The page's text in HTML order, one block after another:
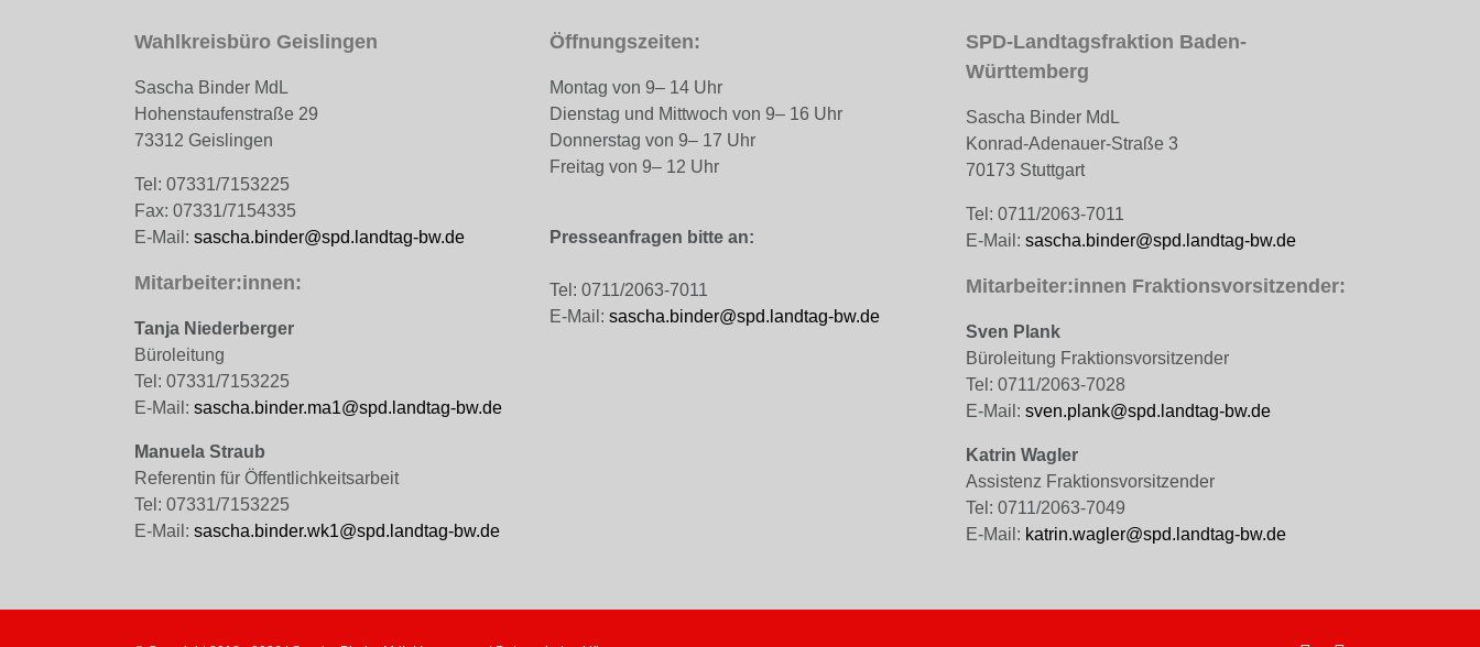
Wahlkreisbüro Geislingen
Sascha Binder MdL
Hohenstaufenstraße 29
73312 Geislingen
Tel: 07331/7153225
Fax: 07331/7154335
E-Mail: sascha.binder@spd.landtag-bw.de
Mitarbeiter:innen:
Tanja Niederberger
Büroleitung
Tel: 07331/7153225
E-Mail: sascha.binder.ma1@spd.landtag-bw.de
Manuela Straub
Referentin für Öffentlichkeitsarbeit
Tel: 07331/7153225
E-Mail: sascha.binder.wk1@spd.landtag-bw.de
Öffnungszeiten:
Montag von 9– 14 Uhr
Dienstag und Mittwoch von 9– 16 Uhr
Donnerstag von 9– 17 Uhr
Freitag von 9– 12 Uhr
Presseanfragen bitte an:
Tel: 0711/2063-7011
E-Mail:sascha.binder@spd.landtag-bw.de
SPD-Landtagsfraktion Baden-
Württemberg
Sascha Binder MdL
Konrad-Adenauer-Straße 3
70173 Stuttgart
Tel: 0711/2063-7011
E-Mail: sascha.binder@spd.landtag-bw.de
Mitarbeiter:innen Fraktionsvorsitzender:
Sven Plank
Büroleitung Fraktionsvorsitzender
Tel: 0711/2063-7028
E-Mail: sven.plank@spd.landtag-bw.de
Katrin Wagler
Assistenz Fraktionsvorsitzender
Tel: 0711/2063-7049
E-Mail: katrin.wagler@spd.landtag-bw.de